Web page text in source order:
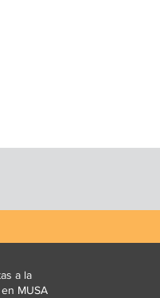
a la
MUSA